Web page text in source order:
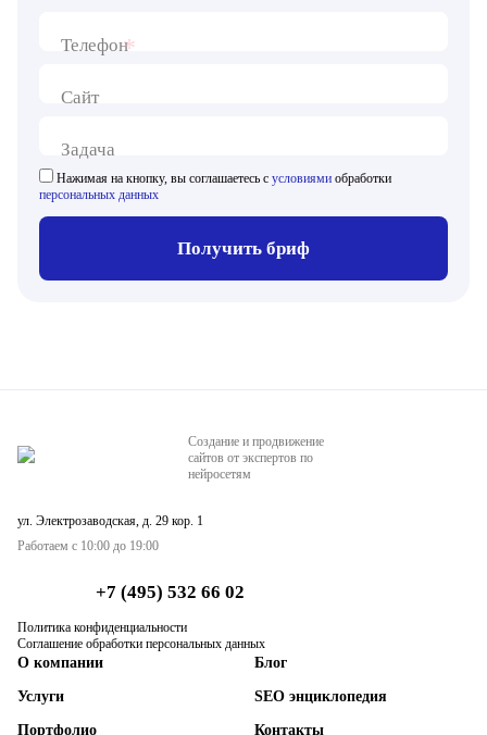
Телефон*
Сайт
Задача
Нажимая на кнопку, вы соглашаетесь с условиями обработки
персональных данных
Получить бриф
Создание и продвижение
сайтов от экспертов по
нейросетям
ул. Электрозаводская, д. 29 кор. 1
Работаем с 10:00 до 19:00
+7 (495) 532 66 02
Политика конфиденциальности
Соглашение обработки персональных данных
О компании
Услуги
Портфолио
Блог
SEO энциклопедия
Контакты